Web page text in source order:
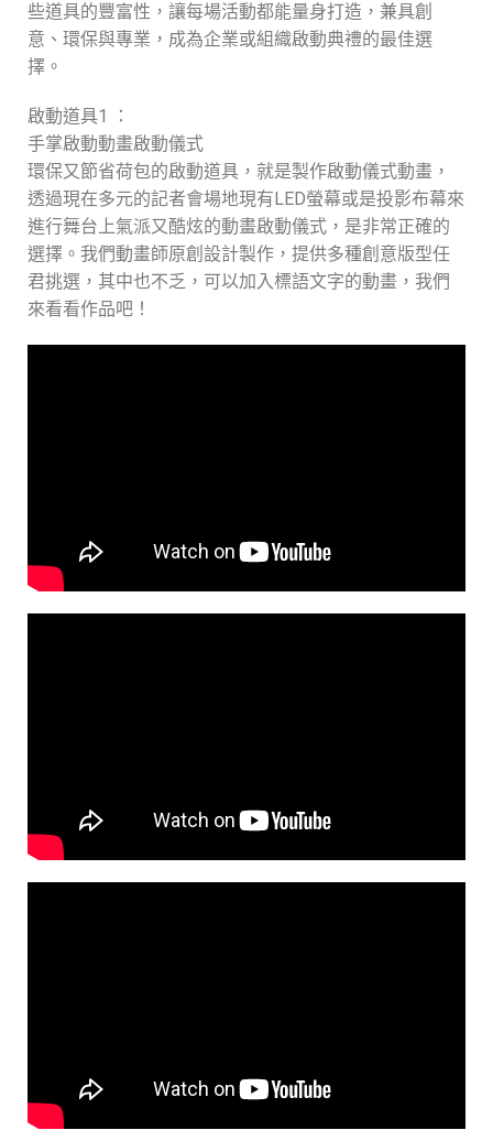
些道具的豐富性，讓每場活動都能量身打造，兼具創
意、環保與專業，成為企業或組織啟動典禮的最佳選
擇。
啟動道具1 ：
手掌啟動動畫啟動儀式
環保又節省荷包的啟動道具，就是製作啟動儀式動畫，
透過現在多元的記者會場地現有LED螢幕或是投影布幕來
進行舞台上氣派又酷炫的動畫啟動儀式，是非常正確的
選擇。我們動畫師原創設計製作，提供多種創意版型任
君挑選，其中也不乏，可以加入標語文字的動畫，我們
來看看作品吧！